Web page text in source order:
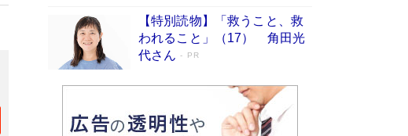
【特別読物】「救うこと、救
われること」（17） 角田光
代さん
PR